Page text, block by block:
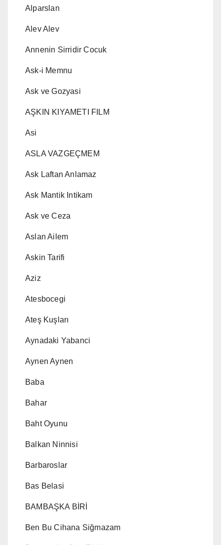
Alparslan
Alev Alev
Annenin Sirridir Cocuk
Ask-i Memnu
Ask ve Gozyasi
AŞKIN KIYAMETI FILM
Asi
ASLA VAZGEÇMEM
Ask Laftan Anlamaz
Ask Mantik Intikam
Ask ve Ceza
Aslan Ailem
Askin Tarifi
Aziz
Atesbocegi
Ateş Kuşları
Aynadaki Yabanci
Aynen Aynen
Baba
Bahar
Baht Oyunu
Balkan Ninnisi
Barbaroslar
Bas Belasi
BAMBAŞKA BİRİ
Ben Bu Cihana Siğmazam